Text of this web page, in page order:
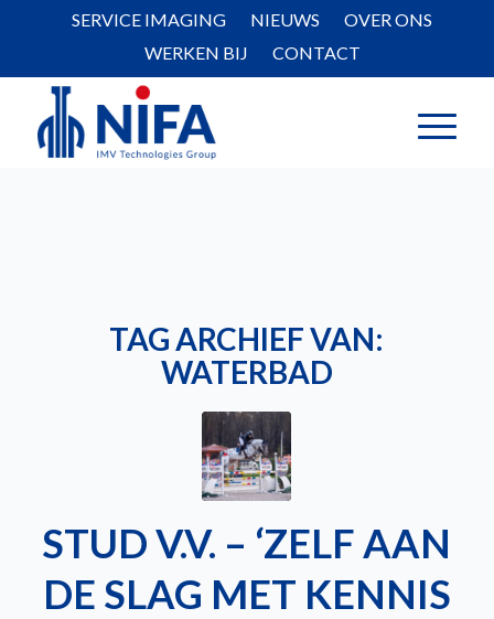
SERVICE IMAGING NIEUWS
OVER ONS
WERKEN BIJ
CONTACT
TAG ARCHIEF VAN:
WATERBAD
STUD V.V. – ‘ZELF AAN
DE SLAG MET KENNIS